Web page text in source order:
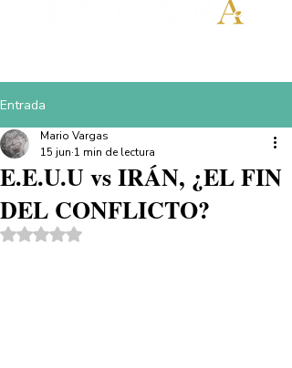
Entrada
E.E.U.U vs IRÁN, ¿EL FIN
DEL CONFLICTO?
Mario Vargas
15 jun 1 min de lectura
Obtuvo NaN de 5 estrellas.